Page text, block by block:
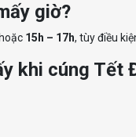
giờ?
hoặc 15h – 17h, tùy điều
khi cúng Tết